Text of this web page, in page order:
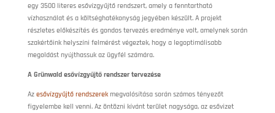
egy 3500 literes esővízgyűjtő rendszert, amely a fenntartható
vízhasználat és a költséghatékonyság jegyében készült. A projekt
részletes előkészítés és gondos tervezés eredménye volt, amelynek során
szakértőink helyszíni felmérést végeztek, hogy a legoptimálisabb
megoldást nyújthassuk az ügyfél számára.
A Grünwald esővízgyűjtő rendszer tervezése
Az esővízgyűjtő rendszerekmegvalósítása során számos tényezőt
figyelembe kell venni. Az öntözni kívánt terület nagysága, az esővizet